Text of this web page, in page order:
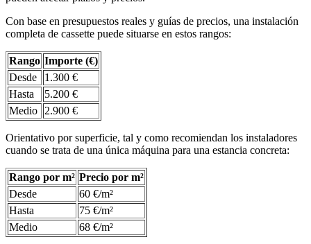
Con base en presupuestos reales y guías de precios, una instalación
completa de cassette puede situarse en estos rangos:
Rango Importe (€)
Desde
1.300 €
Hasta
5.200 €
Medio
2.900 €
Orientativo por superficie, tal y como recomiendan los instaladores
cuando se trata de una única máquina para una estancia concreta:
Rango por m² Precio por m²
Desde
60 €/m²
Hasta
75 €/m²
Medio
68 €/m²